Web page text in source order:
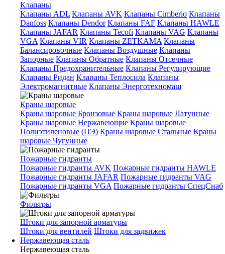
Клапаны
Клапаны ADL Клапаны AVK Клапаны Cimberio Клапаны
Danfoss Клапаны Dendor Клапаны FAF Клапаны HAWLE
Клапаны JAFAR Клапаны Tecofi Клапаны VAG Клапаны
VGA Клапаны VIR Клапаны ZETKAMA Клапаны
Балансировочные Клапаны Воздушные Клапаны
Запорные Клапаны Обратные Клапаны Отсечные
Клапаны Предохранительные Клапаны Регулирующие
Клапаны Ридан Клапаны Теплосила Клапаны
Электромагнитные Клапаны Энерготехномаш
Краны шаровые
Краны шаровые Бронзовые Краны шаровые Латунные
Краны шаровые Нержавеющие Краны шаровые
Полиэтиленовые (ПЭ) Краны шаровые Стальные Краны
шаровые Чугунные
Пожарные гидранты
Пожарные гидранты AVK Пожарные гидранты HAWLE
Пожарные гидранты JAFAR Пожарные гидранты VAG
Пожарные гидранты VGA Пожарные гидранты СпецСнаб
Фильтры
Штоки для запорной арматуры
Штоки для вентилей Штоки для задвижек
Нержавеющая сталь
Нержавеющая сталь